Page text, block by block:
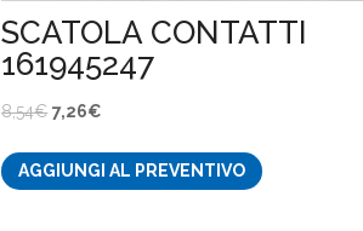
SCATOLA CONTATTI
161945247
8,54€ Il
originale
7,26€
attuale
AGGIUNGI AL PREVENTIVO